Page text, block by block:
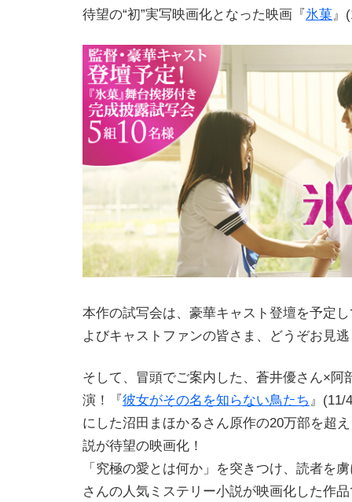
待望の“初”実写映画化となった映画『氷菓 』
本作の試写会は、豪華キャスト登壇を予定
よびキャストファンの皆さま、どうぞお見
そして、冒頭でご案内した、蒼井優さん×阿
演！『彼女がその名を知らない鳥たち 』(11/
にした沼田まほかるさん原作の20万部を超
説が待望の映画化！
「究極の愛とは何か」を突きつけ、読者を
さんの人気ミステリー小説が映画化した作